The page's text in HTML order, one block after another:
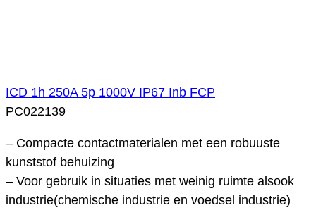
ICD 1h 250A 5p 1000V IP67 Inb FCP
PC022139
– Compacte contactmaterialen met een robuuste
kunststof behuizing
– Voor gebruik in situaties met weinig ruimte alsook
industrie(chemische industrie en voedsel industrie)